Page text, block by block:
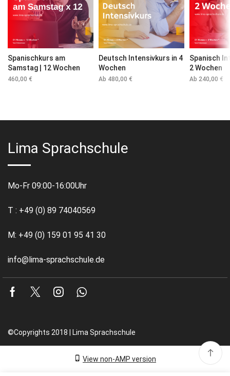
Spanischkurs am
Samstag | 12 Wochen
460,00 €
Deutsch Intensivkurs in 4
Wochen
Ab 480,00€
Spanisch
2 Wochen
Ab 240,00€
Lima Sprachschule
Mo-Fr 09:00-16:00Uhr
T : +49 (0) 89 74040569
M: +49 (0) 159 01 95 41 30
info@lima-sprachschule.de
Facebook
TwitterInstagram
©Copyrights 2018 | Lima Sprachschule
View non-AMP version